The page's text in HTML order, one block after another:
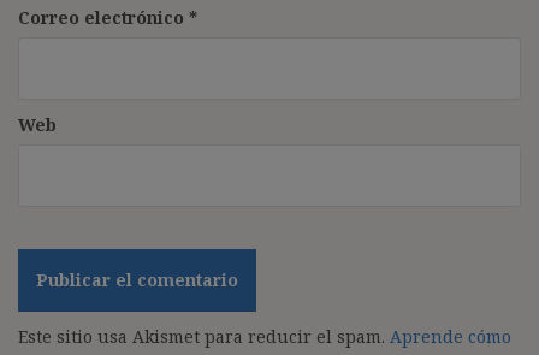
Correo electrónico *
Web
Este sitio usa Akismet para reducir el spam. Aprende cómo